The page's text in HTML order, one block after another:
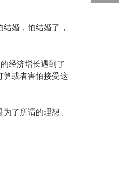
婚，怕结婚了，
经济增长遇到了
算或者害怕接受这
了所谓的理想、